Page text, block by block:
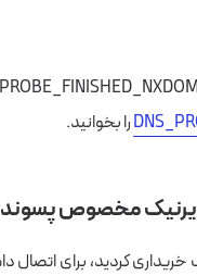
را بخوانید.
کردید، برای اتصال